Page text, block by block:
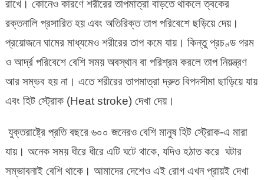
রাখে। কোনেও কারণে শরীরের তাপমাত্রা বাড়তে থাকলে ত্বকের
রক্তনালি প্রসারিত হয় এবং অতিরিক্ত তাপ পরিবেশে ছড়িয়ে দেয়।
প্রয়োজনে ঘামের মাধ্যমেও শরীরের তাপ কমে যায়। কিন্তু প্রচণ্ড গরম
ও আর্দ্র পরিবেশে বেশি সময় অবস্থান বা পরিশ্রম করলে তাপ নিয়ন্ত্রণ
আর সম্ভব হয় না। এতে শরীরের তাপমাত্রা দ্রুত বিপদসীমা ছাড়িয়ে যায়
এবং হিট স্ট্রোক (Heat stroke) দেখা দেয়।
যুক্তরাষ্ট্রে প্রতি বছরে ৬০০ জনেরও বেশি মানুষ হিট স্ট্রোক-এ মারা
যায়। অনেক সময় ধীরে ধীরে এটি ঘটে থাকে, যদিও হঠাত করে ঘটার
সম্ভাবনাই বেশি থাকে। আমাদের দেশেও এই রোগ এখন প্রায়ই দেখা